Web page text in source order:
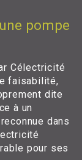
pompe
Célectricité
faisabilité,
dite
à un
dans
pour ses